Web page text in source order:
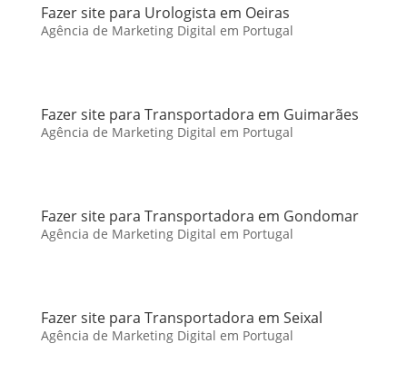
Fazer site para Urologista em Oeiras
Agência de Marketing Digital em Portugal
Fazer site para Transportadora em Guimarães
Agência de Marketing Digital em Portugal
Fazer site para Transportadora em Gondomar
Agência de Marketing Digital em Portugal
Fazer site para Transportadora em Seixal
Agência de Marketing Digital em Portugal